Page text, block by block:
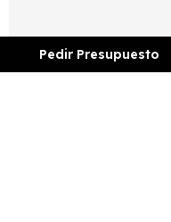
Pedir Presupuesto